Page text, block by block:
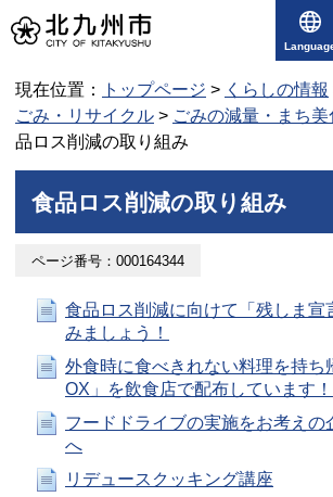
現在位置： トップページ > くらしの情報
ごみ・リサイクル > ごみの減量・まち
品ロス削減の取り組み
食品ロス削減の取り組み
ページ番号：000164344
食品ロス削減に向けて「残しま宣
みましょう！
外食時に食べきれない料理を持ち
OX」を飲食店で配布しています！
フードドライブの実施をお考えの
へ
リデュースクッキング講座